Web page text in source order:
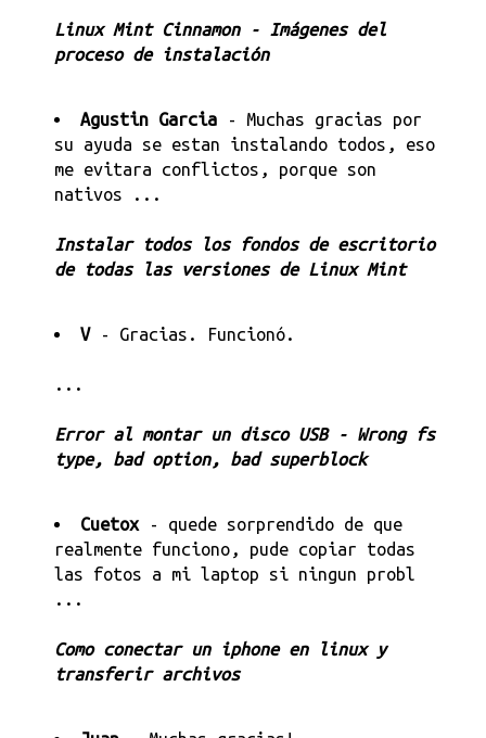
Linux Mint Cinnamon - Imágenes del
proceso de instalación
Agustin Garcia
- Muchas gracias por
su ayuda se estan instalando todos, eso
me evitara conflictos, porque son
nativos ...
Instalar todos los fondos de escritorio
de todas las versiones de Linux Mint
V - Gracias. Funcionó.
...
Error al montar un disco USB - Wrong fs
type, bad option, bad superblock
Cuetox
- quede sorprendido de que
realmente funciono, pude copiar todas
las fotos a mi laptop si ningun probl
...
Como conectar un iphone en linux y
transferir archivos